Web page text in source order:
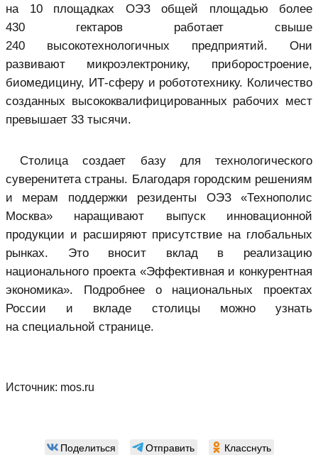
на 10 площадках ОЭЗ общей площадью более
430 гектаров работает свыше
240 высокотехнологичных предприятий. Они
развивают микроэлектронику, приборостроение,
биомедицину, ИТ-сферу и робототехнику. Количество
созданных высококвалифицированных рабочих мест
превышает 33 тысячи.
Столица создает базу для технологического
суверенитета страны. Благодаря городским решениям
и мерам поддержки резиденты ОЭЗ «Технополис
Москва» наращивают выпуск инновационной
продукции и расширяют присутствие на глобальных
рынках. Это вносит вклад в реализацию
национального проекта «Эффективная и конкурентная
экономика». Подробнее о национальных проектах
России и вкладе столицы можно узнать
на специальной странице.
Источник: mos.ru
Поделиться Отправить Класснуть